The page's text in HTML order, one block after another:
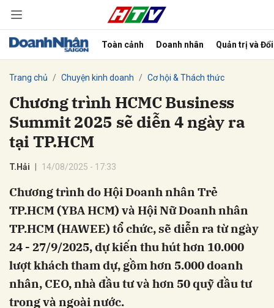
Toàn cảnh Doanh nhân Quản trị và
Trang chủ Chuyện kinh doanh Cơ hội & Thách thức
Chương trình HCMC Business
Summit 2025 sẽ diễn 4 ngày ra
tại TP.HCM
T.Hải 14/08/2025 - 17:33
Chương trình do Hội Doanh nhân Trẻ
TP.HCM (YBA HCM) và Hội Nữ Doanh nhân
TP.HCM (HAWEE) tổ chức, sẽ diễn ra từ ngày
24 - 27/9/2025, dự kiến thu hút hơn 10.000
lượt khách tham dự, gồm hơn 5.000 doanh
nhân, CEO, nhà đầu tư và hơn 50 quỹ đầu tư
trong và ngoài nước.
Hủy